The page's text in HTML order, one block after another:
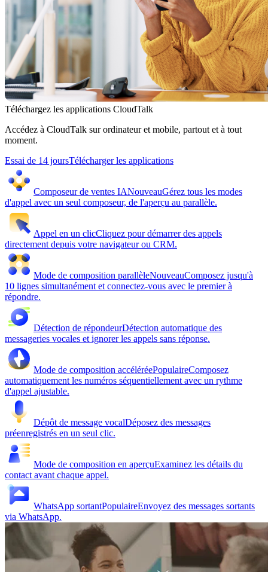
Téléchargez les applications CloudTalk
Accédez à CloudTalk sur ordinateur et mobile, partout et à tout
moment.
Essai de 14 joursTélécharger les applications
Composeur de ventes IANouveauGérez tous les modes
d'appel avec un seul composeur, de l'aperçu au parallèle.
Appel en un clicCliquez pour démarrer des appels
directement depuis votre navigateur ou CRM.
Mode de composition parallèleNouveauComposez jusqu'à
10 lignes simultanément et connectez-vous avec le premier à
répondre.
Détection de répondeurDétection automatique des
messageries vocales et ignorer les appels sans réponse.
Mode de composition accéléréePopulaireComposez
automatiquement les numéros séquentiellement avec un rythme
d'appel ajustable.
Dépôt de message vocalDéposez des messages
préenregistrés en un seul clic.
Mode de composition en aperçuExaminez les détails du
contact avant chaque appel.
WhatsApp sortantPopulaireEnvoyez des messages sortants
via WhatsApp.